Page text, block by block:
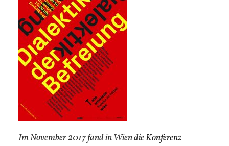
Im November 2017 fand in Wien dieKonferenz